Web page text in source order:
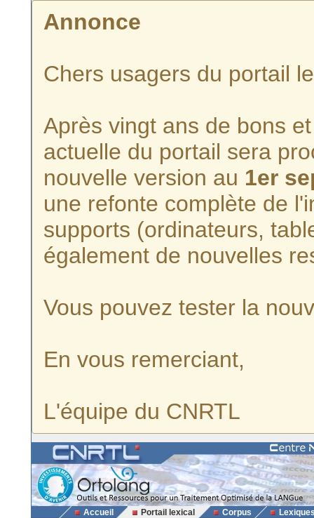
Annonce
Chers usagers du portail
Après vingt ans de bons
actuelle du portail sera
nouvelle version au 1er
une refonte complète de
supports (ordinateurs,
également de nouvelles
Vous pouvez tester la
En vous remerciant,
L'équipe du CNRTL
Accueil Portail lexical Corpus